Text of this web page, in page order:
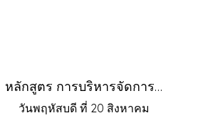
หลักสูตร การบริหารจัดการสำนักงานแบบลีน เพื่อเพิ่มประสิทธิภาพ ลดความสูญเปล่า และยกระดับผลการดำเนินงาน (Lean Office Management)
วันพฤหัสบดี ที่ 20 สิงหาคม